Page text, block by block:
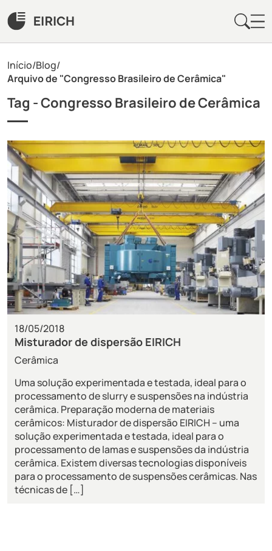
Início/Blog/
Arquivo de "Congresso Brasileiro de Cerâmica"
Tag -Congresso Brasileiro de Cerâmica
18/05/2018
Misturador de dispersão EIRICH
Cerâmica
Uma solução experimentada e testada, ideal para o
processamento de slurry e suspensões na indústria
cerâmica. Preparação moderna de materiais
cerâmicos: Misturador de dispersão EIRICH – uma
solução experimentada e testada, ideal para o
processamento de lamas e suspensões da indústria
cerâmica. Existem diversas tecnologias disponíveis
para o processamento de suspensões cerâmicas. Nas
técnicas de […]